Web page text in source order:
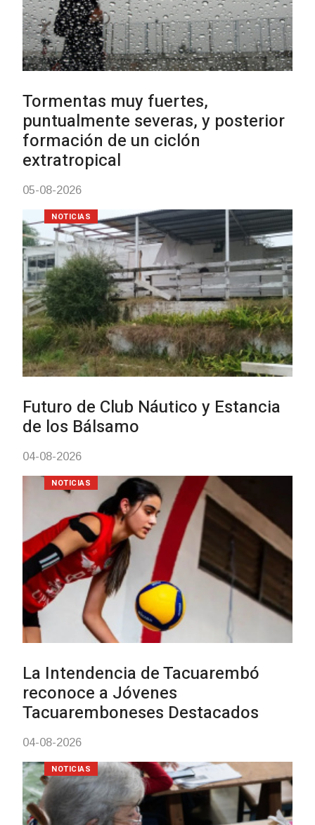
vacunación contra el
meningococo
03-08-2026
UTE hizo llamado laboral para
personas en situación de
discapacidad
03-08-2026
NOTICIAS